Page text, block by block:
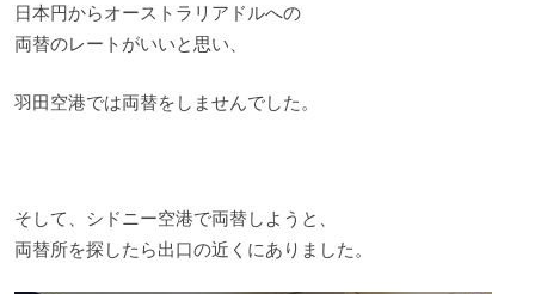
日本円からオーストラリアドルへの
両替のレートがいいと思い、
羽田空港では両替をしませんでした。
そして、シドニー空港で両替しようと、
両替所を探したら出口の近くにありました。